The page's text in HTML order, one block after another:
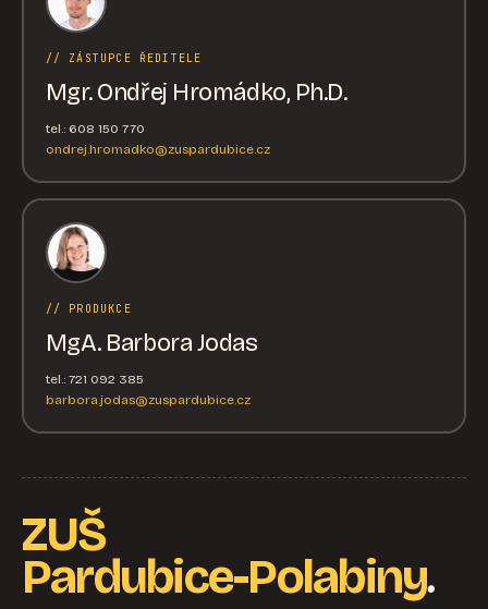
// ZÁSTUPCE ŘEDITELE
Mgr. Ondřej Hromádko, Ph.D.
tel.: 608 150 770
ondrej.hromadko@zuspardubice.cz
// PRODUKCE
MgA. Barbora Jodas
tel.: 721 092 385
barbora.jodas@zuspardubice.cz
ZUŠ
Pardubice-Polabiny.